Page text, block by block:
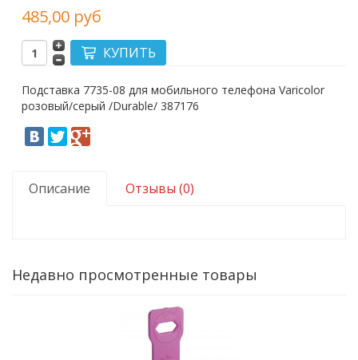
485,00 руб
Подставка 7735-08 для мобильного телефона Varicolor
розовый/серый /Durable/ 387176
Описание Отзывы (0)
Недавно просмотренные товары